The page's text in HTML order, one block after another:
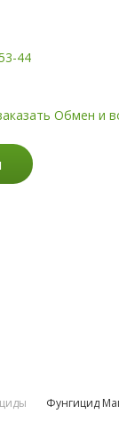
44
Обмен и
Фунгицид